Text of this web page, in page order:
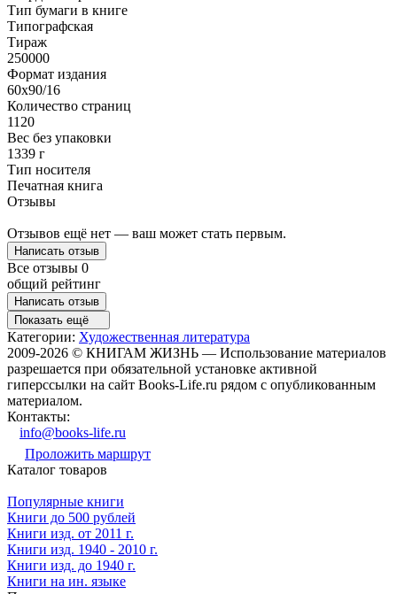
Тип бумаги в книге
Типографская
Тираж
250000
Формат издания
60x90/16
Количество страниц
1120
Вес без упаковки
1339 г
Тип носителя
Печатная книга
Отзывы
Отзывов ещё нет — ваш может стать первым.
Написать отзыв
Все отзывы 0
общий рейтинг
Написать отзыв
Показать ещё
Категории: Художественная литература
2009-2026 © КНИГАМ ЖИЗНЬ — Использование материалов
разрешается при обязательной установке активной
гиперссылки на сайт Books-Life.ru рядом с опубликованным
материалом.
Контакты:
info@books-life.ru
Проложить маршрут
Каталог товаров
Популярные книги
Книги до 500 рублей
Книги изд. от 2011 г.
Книги изд. 1940 - 2010 г.
Книги изд. до 1940 г.
Книги на ин. языке